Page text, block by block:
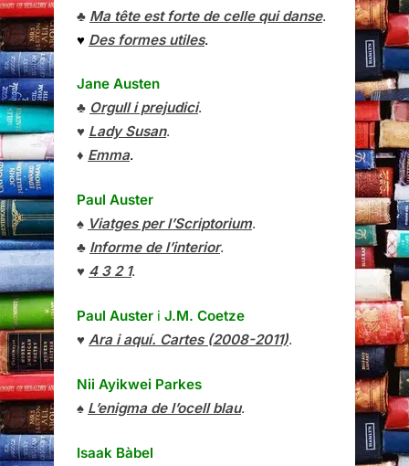
♣ Ma tête est forte de celle qui danse.
♥ Des formes utiles.
Jane Austen
♣ Orgull i prejudici.
♥ Lady Susan.
♦ Emma.
Paul Auster
♠ Viatges per l’Scriptorium.
♣ Informe de l’interior.
♥ 4 3 2 1.
Paul Auster i J.M. Coetze
♥ Ara i aquí. Cartes (2008-2011).
Nii Ayikwei Parkes
♠ L’enigma de l’ocell blau.
Isaak Bàbel